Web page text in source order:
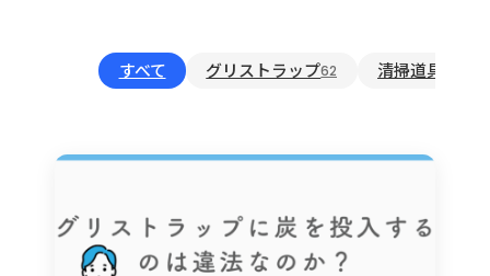
すべて グリストラップ62 清掃道具